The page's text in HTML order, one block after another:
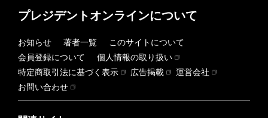
プレジデントオンラインについて
お知らせ 著者一覧
このサイトについて
会員登録について
個人情報の取り扱い
特定商取引法に基づく表示
広告掲載
運営会社
お問い合わせ